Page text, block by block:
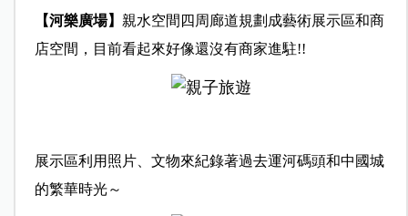
【河樂廣場】 親水空間四周廊道規劃成藝術展示區和商
店空間，目前看起來好像還沒有商家進駐!!
展示區利用照片、文物來紀錄著過去運河碼頭和中國城
的繁華時光～